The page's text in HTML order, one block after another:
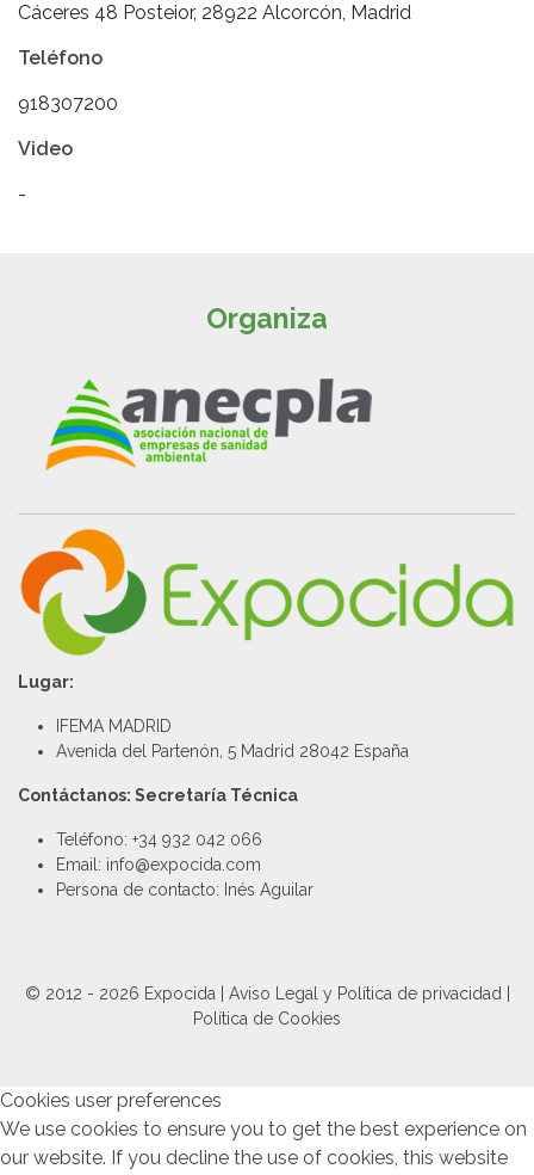
Cáceres 48 Posteior, 28922 Alcorcón, Madrid
Teléfono
918307200
Video
-
Organiza
Lugar:
IFEMA MADRID
Avenida del Partenón, 5 Madrid 28042 España
Contáctanos: Secretaría Técnica
Teléfono: +34 932 042 066
Email: info@expocida.com
Persona de contacto: Inés Aguilar
© 2012 - 2026 Expocida | Aviso Legal y Política de privacidad |
Política de Cookies
Cookies user preferences
We use cookies to ensure you to get the best experience on
our website. If you decline the use of cookies, this website